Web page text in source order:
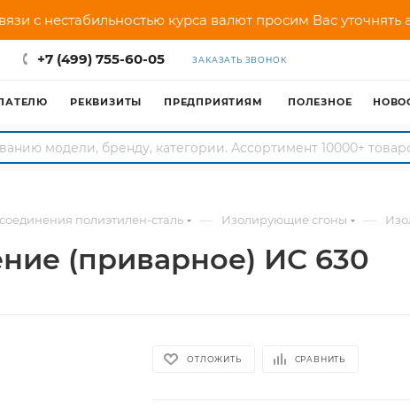
с нестабильностью курса валют просим Вас
+7 (499) 755-60-05 ЗАКАЗАТЬ ЗВОНОК
РЕКВИЗИТЫ ПРЕДПРИЯТИЯМ ПОЛЕЗНОЕ
полиэтилен-сталь — Изолирующие сгоны —
(приварное) ИС 630
ОТЛОЖИТЬ СРАВНИТЬ